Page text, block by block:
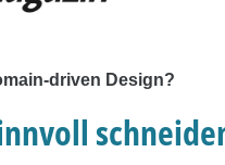
driven Design?